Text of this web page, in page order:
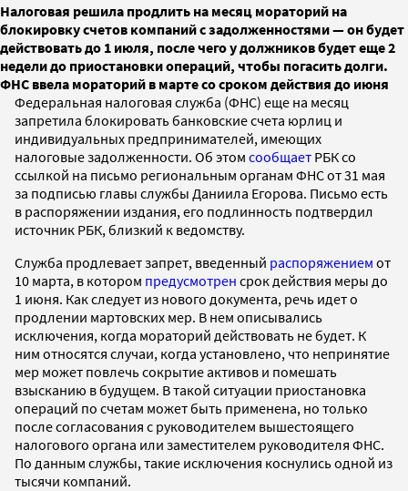
Налоговая решила продлить на месяц мораторий на
блокировку счетов компаний с задолженностями — он будет
действовать до 1 июля, после чего у должников будет еще 2
недели до приостановки операций, чтобы погасить долги.
ФНС ввела мораторий в марте со сроком действия до июня
Федеральная налоговая служба (ФНС) еще на месяц
запретила блокировать банковские счета юрлиц и
индивидуальных предпринимателей, имеющих
налоговые задолженности. Об этом сообщает РБК со
ссылкой на письмо региональным органам ФНС от 31 мая
за подписью главы службы Даниила Егорова. Письмо есть
в распоряжении издания, его подлинность подтвердил
источник РБК, близкий к ведомству.
Служба продлевает запрет, введенный распоряжением от
10 марта, в котором предусмотрен срок действия меры до
1 июня. Как следует из нового документа, речь идет о
продлении мартовских мер. В нем описывались
исключения, когда мораторий действовать не будет. К
ним относятся случаи, когда установлено, что непринятие
мер может повлечь сокрытие активов и помешать
взысканию в будущем. В такой ситуации приостановка
операций по счетам может быть применена, но только
после согласования с руководителем вышестоящего
налогового органа или заместителем руководителя ФНС.
По данным службы, такие исключения коснулись одной из
тысячи компаний.